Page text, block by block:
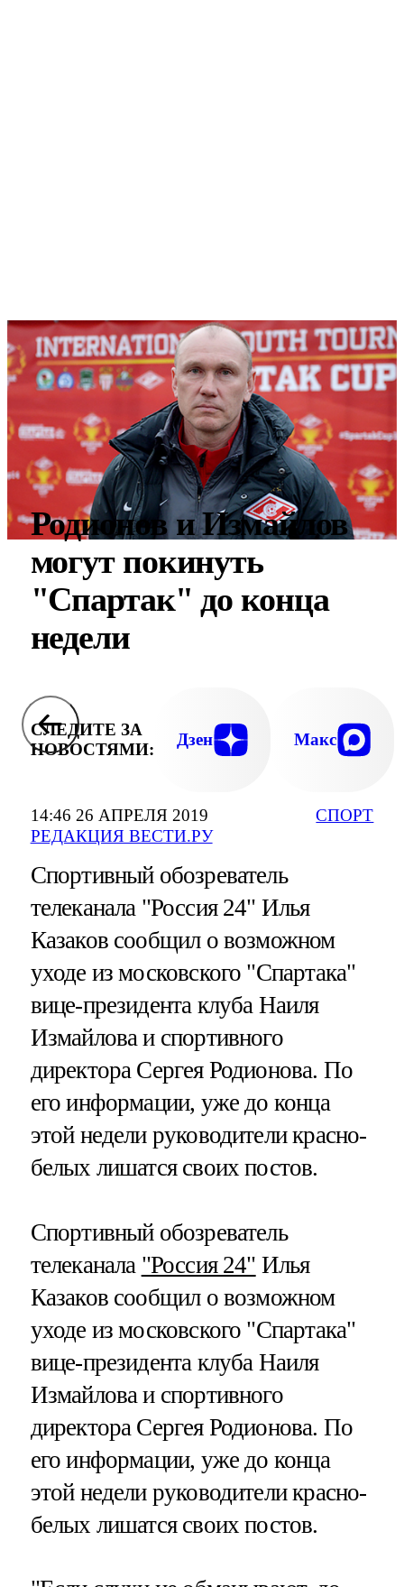
14:46 26 АПРЕЛЯ 2019
РЕДАКЦИЯ ВЕСТИ.РУ
СПОРТ
Родионов и Измайлов
могут покинуть
"Спартак" до конца
недели
СЛЕДИТЕ ЗА
НОВОСТЯМИ:
Дзен Макс
Спортивный обозреватель
телеканала "Россия 24" Илья
Казаков сообщил о возможном
уходе из московского "Спартака"
вице-президента клуба Наиля
Измайлова и спортивного
директора Сергея Родионова. По
его информации, уже до конца
этой недели руководители красно-
белых лишатся своих постов.
Спортивный обозреватель
телеканала "Россия 24" Илья
Казаков сообщил о возможном
уходе из московского "Спартака"
вице-президента клуба Наиля
Измайлова и спортивного
директора Сергея Родионова. По
его информации, уже до конца
этой недели руководители красно-
белых лишатся своих постов.